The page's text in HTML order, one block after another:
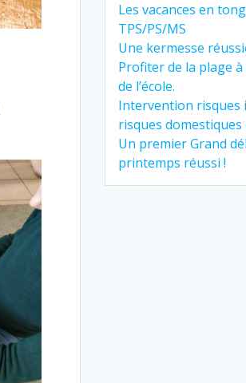
Les vacances en
TPS/PS/MS
Une kermesse
Profiter de la plage à
de l’école.
Intervention risques
risques domestiques
Un premier Grand
printemps réussi !